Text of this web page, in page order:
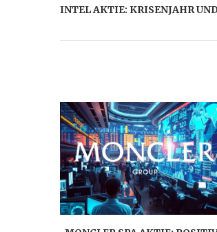
INTEL AKTIE: KRISENJAHR